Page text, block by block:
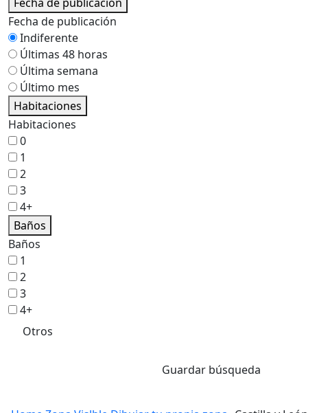
Fecha de publicación
Indiferente
Últimas 48 horas
Última semana
Último mes
Habitaciones
Habitaciones
0
1
2
3
4+
Baños
Baños
1
2
3
4+
Otros
Guardar búsqueda